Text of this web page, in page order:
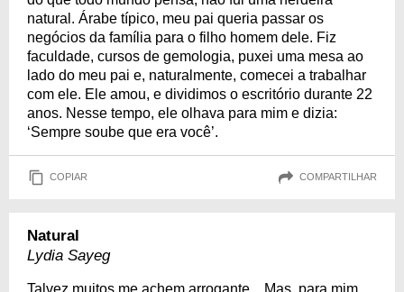
natural. Árabe típico, meu pai queria passar os
negócios da família para o filho homem dele. Fiz
faculdade, cursos de gemologia, puxei uma mesa ao
lado do meu pai e, naturalmente, comecei a trabalhar
com ele. Ele amou, e dividimos o escritório durante 22
anos. Nesse tempo, ele olhava para mim e dizia:
‘Sempre soube que era você’.
COPIAR COMPARTILHAR
Natural
Lydia Sayeg
Talvez muitos me achem arrogante... Mas, para mim,